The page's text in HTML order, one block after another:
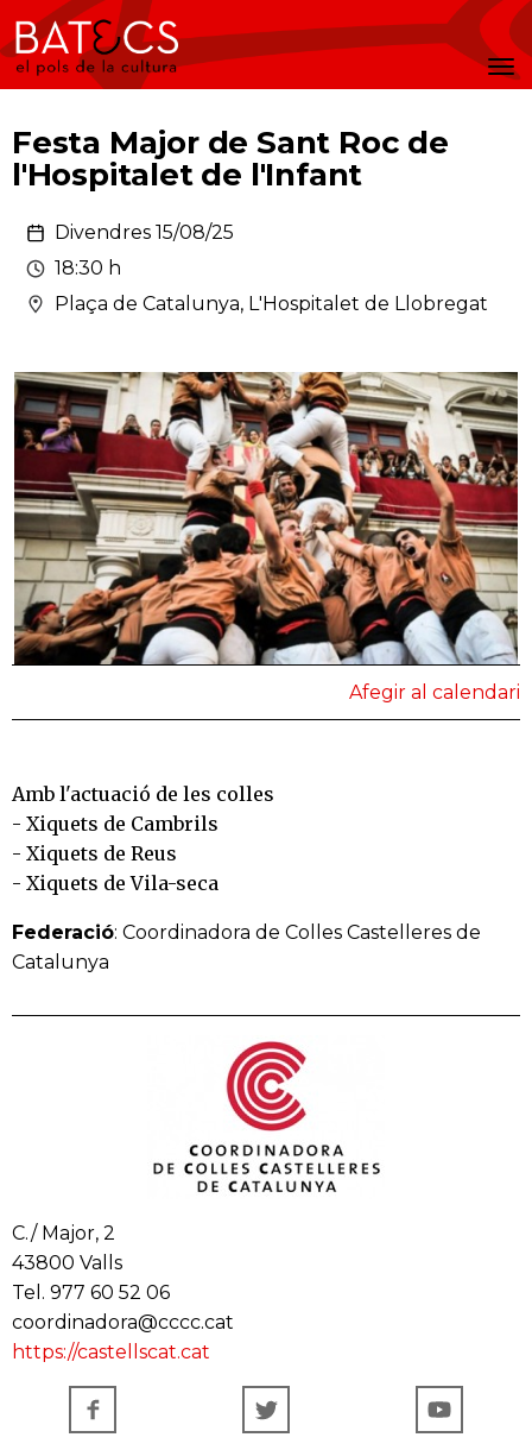
Batecs
Afegir al calendari
Festa Major de Sant Roc de
l'Hospitalet de l'Infant
Divendres 15/08/25
18:30 h
Plaça de Catalunya, L'Hospitalet de Llobregat
Amb l'actuació de les colles
- Xiquets de Cambrils
- Xiquets de Reus
- Xiquets de Vila-seca
Federació: Coordinadora de Colles Castelleres de
Catalunya
C./ Major, 2
43800 Valls
Tel. 977 60 52 06
coordinadora@cccc.cat
https://castellscat.cat